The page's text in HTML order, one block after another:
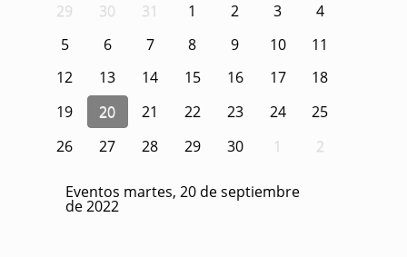
29 30 31 1 2 3
4
5
6 7 8 9 10
11
12
13 14 15 16 17
18
19
20 21 22 23 24
25
26
27 28 29 30 1 2
Eventos martes, 20 de septiembre
de 2022